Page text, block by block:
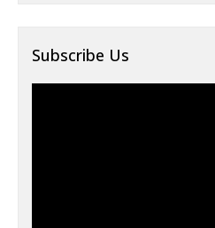
Subscribe Us